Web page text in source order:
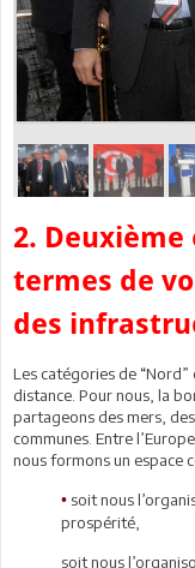
2.
termes de
des
Les catégories de
distance. Pour nous, la
partageons des mers,
communes. Entre
nous formons un espace
• soit nous
prospérité,
soit nous